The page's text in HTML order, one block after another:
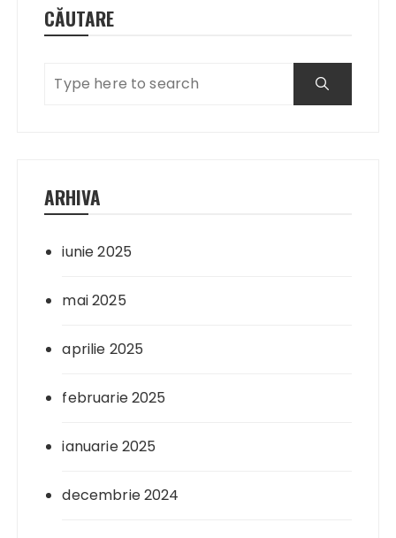
CĂUTARE
ARHIVA
iunie 2025
mai 2025
aprilie 2025
februarie 2025
ianuarie 2025
decembrie 2024